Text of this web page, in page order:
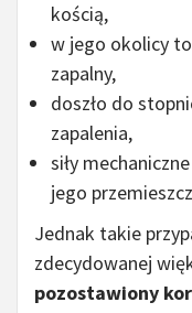
kością,
w jego okolicy
zapalny,
doszło do
zapalenia,
siły
jego
Jednak takie
zdecydowanej
pozostawiony